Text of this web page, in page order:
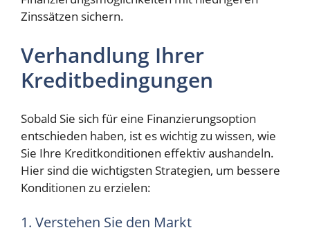
Zinssätzen sichern.
Verhandlung Ihrer
Kreditbedingungen
Sobald Sie sich für eine Finanzierungsoption
entschieden haben, ist es wichtig zu wissen, wie
Sie Ihre Kreditkonditionen effektiv aushandeln.
Hier sind die wichtigsten Strategien, um bessere
Konditionen zu erzielen:
1. Verstehen Sie den Markt